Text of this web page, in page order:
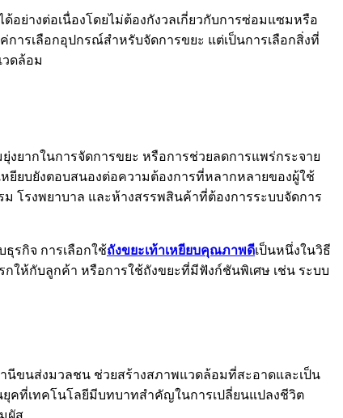
อย่างต่อเนื่องโดยไม่ต้องกังวลเกี่ยวกับการซ่อมแซมหรือ
การเลือกอุปกรณ์สำหรับจัดการขยะ แต่เป็นการเลือกสิ่งที่
ดล้อม
ยากในการจัดการขยะ หรือการช่วยลดการแพร่กระจาย
ยียบยังตอบสนองต่อความต้องการที่หลากหลายของผู้ใช้
โรงพยาบาล และห้างสรรพสินค้าที่ต้องการระบบจัดการ
รกิจ การเลือกใช้ถังขยะเท้าเหยียบคุณภาพดีเป็นหนึ่งในวิธี
กให้กับลูกค้า หรือการใช้ถังขยะที่มีฟังก์ชันพิเศษ เช่น ระบบ
ขนส่งมวลชน ช่วยสร้างสภาพแวดล้อมที่สะอาดและเป็น
คที่เทคโนโลยีมีบทบาทสำคัญในการเปลี่ยนแปลงชีวิต
ผัส